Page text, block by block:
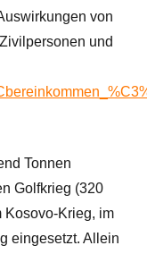
von
und
Tonnen
Golfkrieg (320
Kosovo-Krieg, im
eingesetzt. Allein